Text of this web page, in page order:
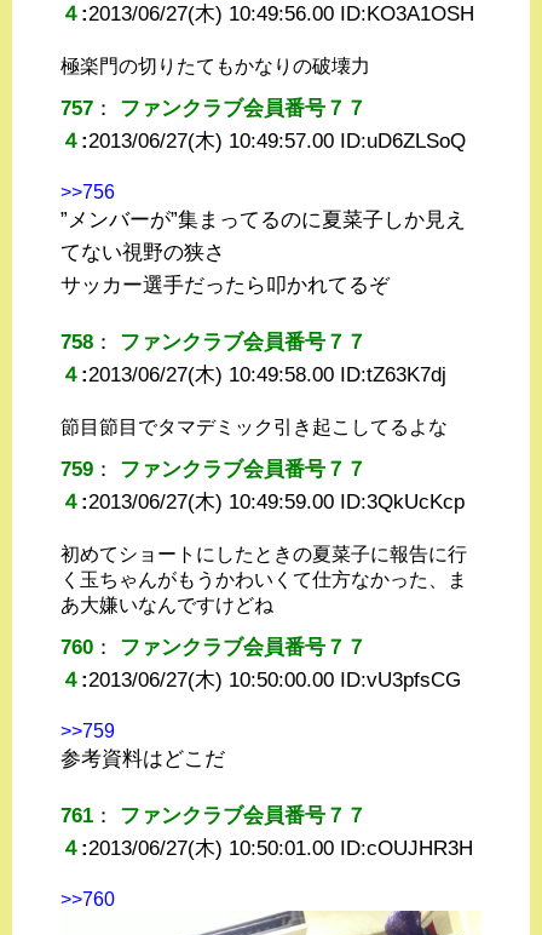
４ :2013/06/27(木) 10:49:56.00 ID:KO3A1OSH
極楽門の切りたてもかなりの破壊力
757 ： ファンクラブ会員番号７７
４ :2013/06/27(木) 10:49:57.00 ID:uD6ZLSoQ
>>756
”メンバーが”集まってるのに夏菜子しか見え
てない視野の狭さ
サッカー選手だったら叩かれてるぞ
758 ： ファンクラブ会員番号７７
４ :2013/06/27(木) 10:49:58.00 ID:tZ63K7dj
節目節目でタマデミック引き起こしてるよな
759 ： ファンクラブ会員番号７７
４ :2013/06/27(木) 10:49:59.00 ID:3QkUcKcp
初めてショートにしたときの夏菜子に報告に行
く玉ちゃんがもうかわいくて仕方なかった、ま
あ大嫌いなんですけどね
760 ： ファンクラブ会員番号７７
４ :2013/06/27(木) 10:50:00.00 ID:vU3pfsCG
>>759
参考資料はどこだ
761 ： ファンクラブ会員番号７７
４ :2013/06/27(木) 10:50:01.00 ID:cOUJHR3H
>>760